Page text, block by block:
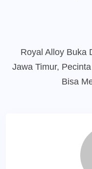
Royal Alloy Buka
Jawa Timur,
Bisa